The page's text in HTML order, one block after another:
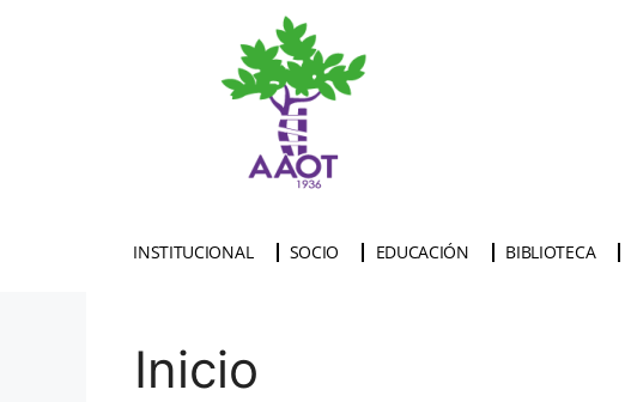
INSTITUCIONAL SOCIO EDUCACIÓN BIBLIOTECA
Inicio